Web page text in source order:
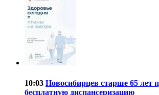
10:03 Новосибирцев старше 65 лет
бесплатную диспансеризацию